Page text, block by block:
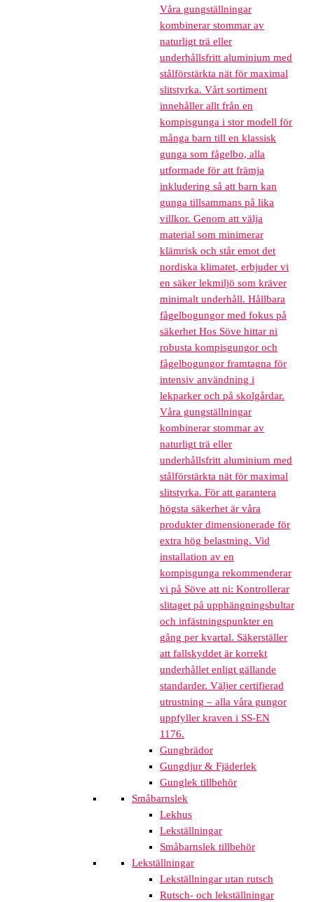
Våra gungställningar
kombinerar stommar av
naturligt trä eller
underhållsfritt aluminium med
stålförstärkta nät för maximal
slitstyrka. Vårt sortiment
innehåller allt från en
kompisgunga i stor modell för
många barn till en klassisk
gunga som fågelbo, alla
utformade för att främja
inkludering så att barn kan
gunga tillsammans på lika
villkor. Genom att välja
material som minimerar
klämrisk och står emot det
nordiska klimatet, erbjuder vi
en säker lekmiljö som kräver
minimalt underhåll. Hållbara
fågelbogungor med fokus på
säkerhet Hos Söve hittar ni
robusta kompisgungor och
fågelbogungor framtagna för
intensiv användning i
lekparker och på skolgårdar.
Våra gungställningar
kombinerar stommar av
naturligt trä eller
underhållsfritt aluminium med
stålförstärkta nät för maximal
slitstyrka. För att garantera
högsta säkerhet är våra
produkter dimensionerade för
extra hög belastning. Vid
installation av en
kompisgunga rekommenderar
vi på Söve att ni: Kontrollerar
slitaget på upphängningsbultar
och infästningspunkter en
gång per kvartal. Säkerställer
att fallskyddet är korrekt
underhållet enligt gällande
standarder. Väljer certifierad
utrustning – alla våra gungor
uppfyller kraven i SS-EN
1176.
Gungbrädor
Gungdjur & Fjäderlek
Gunglek tillbehör
Småbarnslek
Lekhus
Lekställningar
Småbarnslek tillbehör
Lekställningar
Lekställningar utan rutsch
Rutsch- och lekställningar